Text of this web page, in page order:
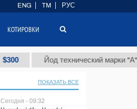
Йод технический марки "А" (т.)
ПОКАЗАТЬ ВСЕ
Сегодня - 09:32
ENG TM РУС
КОТИРОВКИ